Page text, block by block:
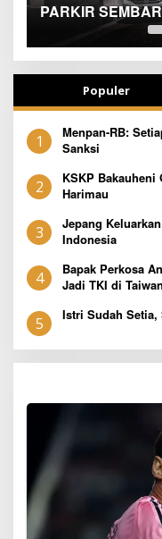
SEJAK DINI
Populer
1
Menpan-RB:
Sanksi
2
KSKP
Harimau
3
Jepang
Indonesia
4
Bapak Perkosa
Jadi TKI di Taiwan
5 Istri Sudah Setia,